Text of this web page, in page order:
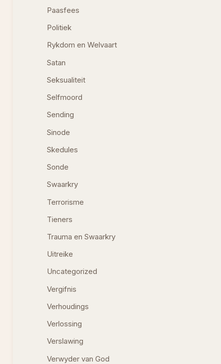
Paasfees
Politiek
Rykdom en Welvaart
Satan
Seksualiteit
Selfmoord
Sending
Sinode
Skedules
Sonde
Swaarkry
Terrorisme
Tieners
Trauma en Swaarkry
Uitreike
Uncategorized
Vergifnis
Verhoudings
Verlossing
Verslawing
Verwyder van God